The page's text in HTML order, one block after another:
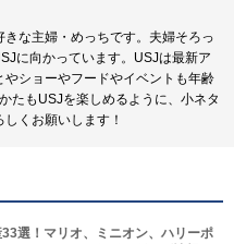
な主婦・めっちです。夫婦そろっ
に向かっています。USJは最新ア
やショーやフードやイベントも年齢
たもUSJを楽しめるように、小ネタ
くお願いします！
選！マリオ、ミニオン、ハリーポ